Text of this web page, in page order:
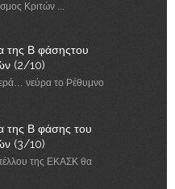
Κριτών ...
της Β φάσηςτου
(2/10)
νεύρα το Ρέθυμνο
της Β φάσης του
(3/10)
της ΕΚΑΣΚ θα